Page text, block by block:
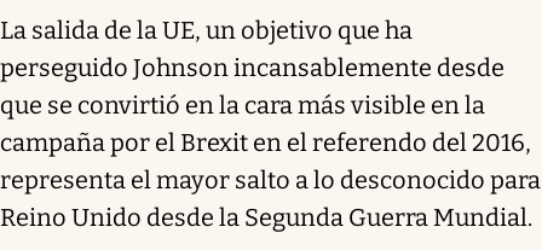
La salida de la UE, un objetivo que ha
perseguido Johnson incansablemente desde
que se convirtió en la cara más visible en la
campaña por el Brexit en el referendo del 2016,
representa el mayor salto a lo desconocido para
Reino Unido desde la Segunda Guerra Mundial.